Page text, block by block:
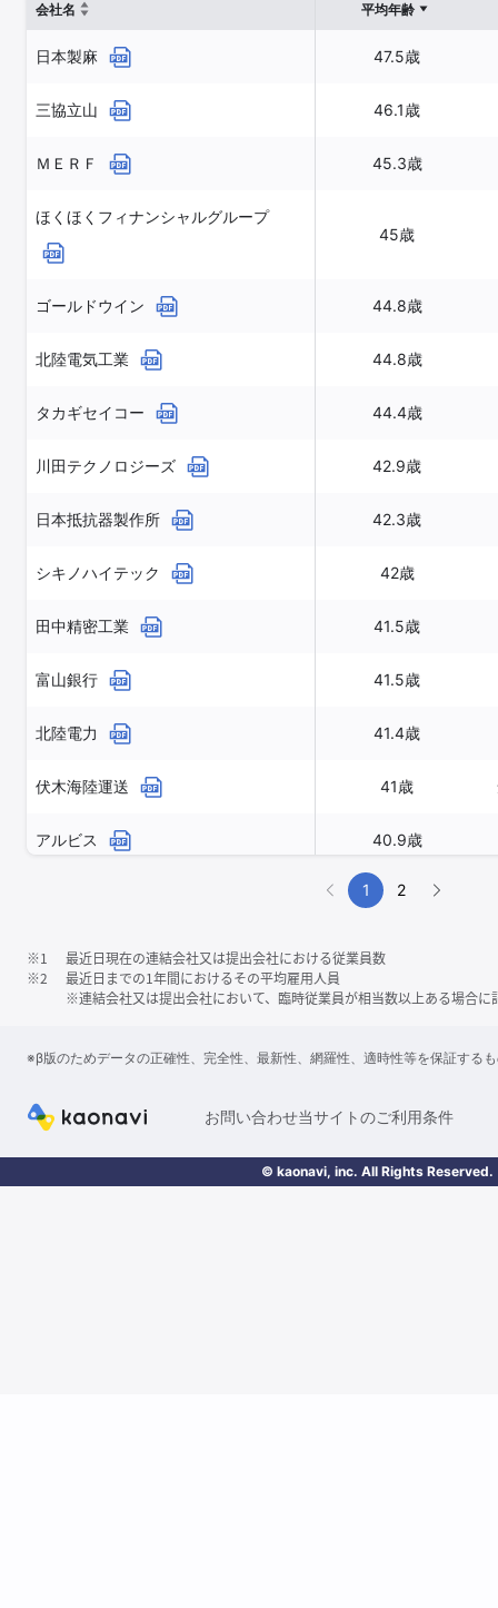
会社名
平均年齢
日本製麻 47.5歳
三協立山 46.1歳
ＭＥＲＦ 45.3歳
ほくほくフィナンシャルグループ
45歳
ゴールドウイン 44.8歳
北陸電気工業 44.8歳
タカギセイコー 44.4歳
川田テクノロジーズ 42.9歳
日本抵抗器製作所 42.3歳
シキノハイテック 42歳
田中精密工業 41.5歳
富山銀行 41.5歳
北陸電力 41.4歳
伏木海陸運送 41歳
アルビス 40.9歳
1 2
※1
最近日現在の連結会社又は提出会社における従業員数
※2
最近日までの1年間におけるその平均雇用人員
※連結会社又は提出会社において、臨時従業員が相当数以上ある場合に
※β版のためデータの正確性、完全性、最新性、網羅性、適時性等を保証する
お問い合わせ当サイトのご利用条件
© kaonavi, inc. All Rights Reserved.